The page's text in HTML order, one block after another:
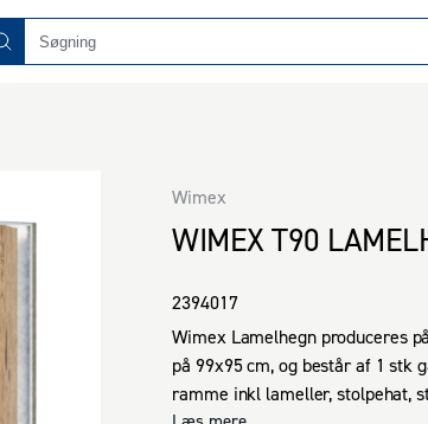
WIMEX T90
Wimex
2394017
Wimex Lamelhegn produceres
på 99x95 cm, og består af 1 stk
ramme inkl lameller, stolpehat,